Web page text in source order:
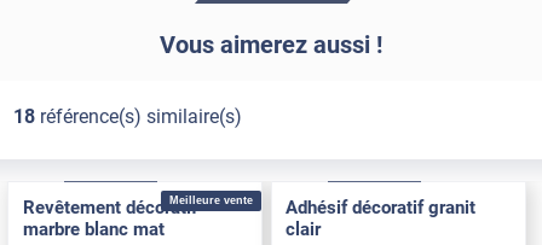
Vous aimerez aussi !
18référence(s) similaire(s)
Meilleure vente
Revêtement décoratif
marbre blanc mat
Adhésif décoratif granit
clair